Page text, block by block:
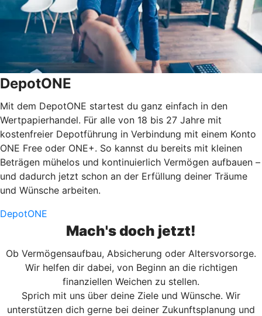
DepotONE
Mit dem DepotONE startest du ganz einfach in den
Wertpapierhandel. Für alle von 18 bis 27 Jahre mit
kostenfreier Depotführung in Verbindung mit einem Konto
ONE Free oder ONE+. So kannst du bereits mit kleinen
Beträgen mühelos und kontinuierlich Vermögen aufbauen –
und dadurch jetzt schon an der Erfüllung deiner Träume
und Wünsche arbeiten.
DepotONE
Mach's doch jetzt!
Ob Vermögensaufbau, Absicherung oder Altersvorsorge.
Wir helfen dir dabei, von Beginn an die richtigen
finanziellen Weichen zu stellen.
Sprich mit uns über deine Ziele und Wünsche. Wir
unterstützen dich gerne bei deiner Zukunftsplanung und